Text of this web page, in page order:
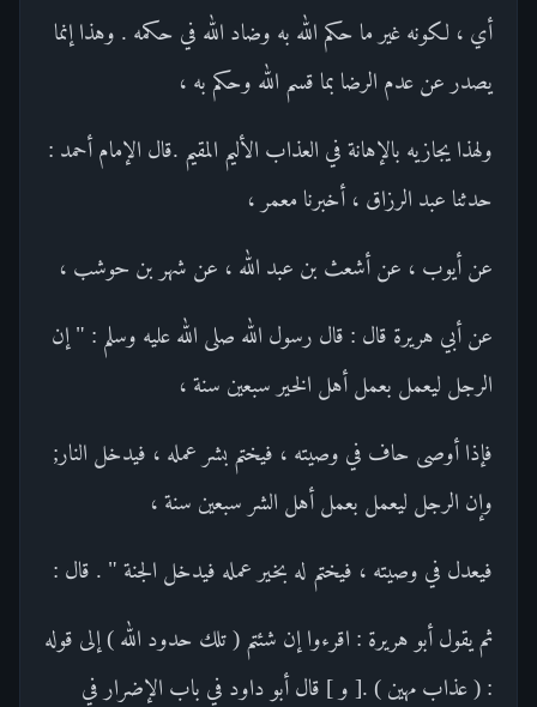
أي ، لكونه غير ما حكم الله به وضاد الله في حكمه . وهذا إنما
يصدر عن عدم الرضا بما قسم الله وحكم به ،
ولهذا يجازيه بالإهانة في العذاب الأليم المقيم .قال الإمام أحمد :
حدثنا عبد الرزاق ، أخبرنا معمر ،
عن أيوب ، عن أشعث بن عبد الله ، عن شهر بن حوشب ،
عن أبي هريرة قال : قال رسول الله صلى الله عليه وسلم : " إن
الرجل ليعمل بعمل أهل الخير سبعين سنة ،
فإذا أوصى حاف في وصيته ، فيختم بشر عمله ، فيدخل النار;
وإن الرجل ليعمل بعمل أهل الشر سبعين سنة ،
فيعدل في وصيته ، فيختم له بخير عمله فيدخل الجنة " . قال :
ثم يقول أبو هريرة : اقرءوا إن شئتم ( تلك حدود الله ) إلى قوله
: ( عذاب مهين ) .[ و ] قال أبو داود في باب الإضرار في